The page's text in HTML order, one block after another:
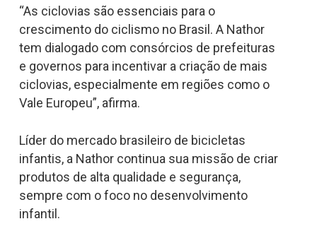
“As ciclovias são essenciais para o
crescimento do ciclismo no Brasil. A Nathor
tem dialogado com consórcios de prefeituras
e governos para incentivar a criação de mais
ciclovias, especialmente em regiões como o
Vale Europeu”, afirma.
Líder do mercado brasileiro de bicicletas
infantis, a Nathor continua sua missão de criar
produtos de alta qualidade e segurança,
sempre com o foco no desenvolvimento
infantil.